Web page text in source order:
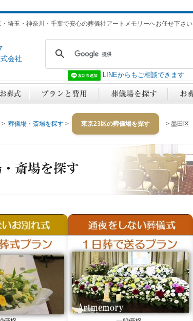
埼玉・神奈川・千葉で安心の葬儀社アートメモリーへお任せ下さい
会社
LINEからもご相談できます
> 葬儀場・斎場を探す > 東京23区の葬儀場を探す > 墨田区